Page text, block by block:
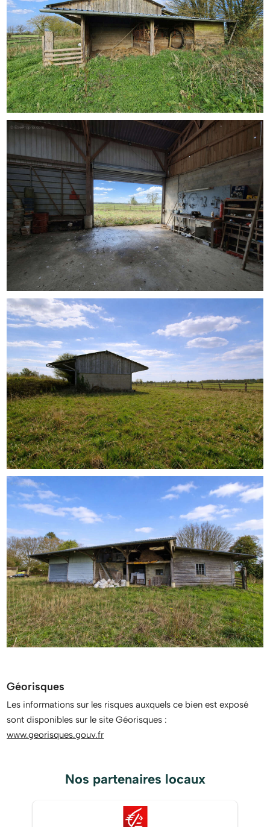
Géorisques
Les informations sur les risques auxquels ce bien est exposé
sont disponibles sur le site Géorisques :
www.georisques.gouv.fr
Nos partenaires locaux